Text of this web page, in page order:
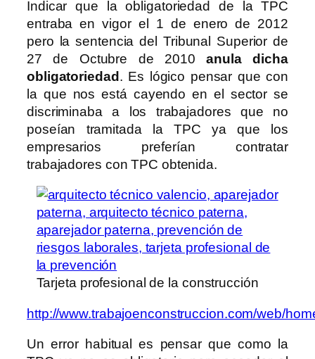
Indicar que la obligatoriedad de la TPC
entraba en vigor el 1 de enero de 2012
pero la sentencia del Tribunal Superior de
27 de Octubre de 2010 anula dicha
obligatoriedad . Es lógico pensar que con
la que nos está cayendo en el sector se
discriminaba a los trabajadores que no
poseían tramitada la TPC ya que los
empresarios preferían contratar
trabajadores con TPC obtenida.
Tarjeta profesional de la construcción
http://www.trabajoenconstruccion.com/web/
Un error habitual es pensar que como la